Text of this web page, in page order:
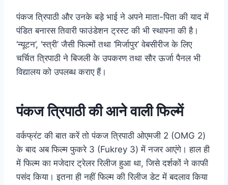
पंकज त्रिपाठी और उनके बड़े भाई ने अपने माता-पिता की याद में
पंडित बनारस तिवारी फाउंडेशन ट्रस्ट की भी स्थापना की है।
‘न्यूटन’, ‘स्त्री’ जैसी फिल्मों तथा ‘मिर्जापुर’ वेबसीरीज के लिए
चर्चित त्रिपाठी ने बिजली के उपकरण तथा सौर ऊर्जा पैनल भी
विद्यालय को उपलब्ध कराए हैं।
पंकज त्रिपाठी की आने वाली फिल्में
वर्कफ्रंट की बात करें तो पंकज त्रिपाठी ओएमजी 2 (OMG 2)
के बाद अब फिल्म फुकरे 3 (Fukrey 3) में नजर आएंगे। हाल ही
में फिल्म का मजेदार ट्रेलर रिलीज हुआ था, जिसे दर्शकों ने काफी
पसंद किया। इतना ही नहीं फिल्म की रिलीज डेट में बदलाव किया